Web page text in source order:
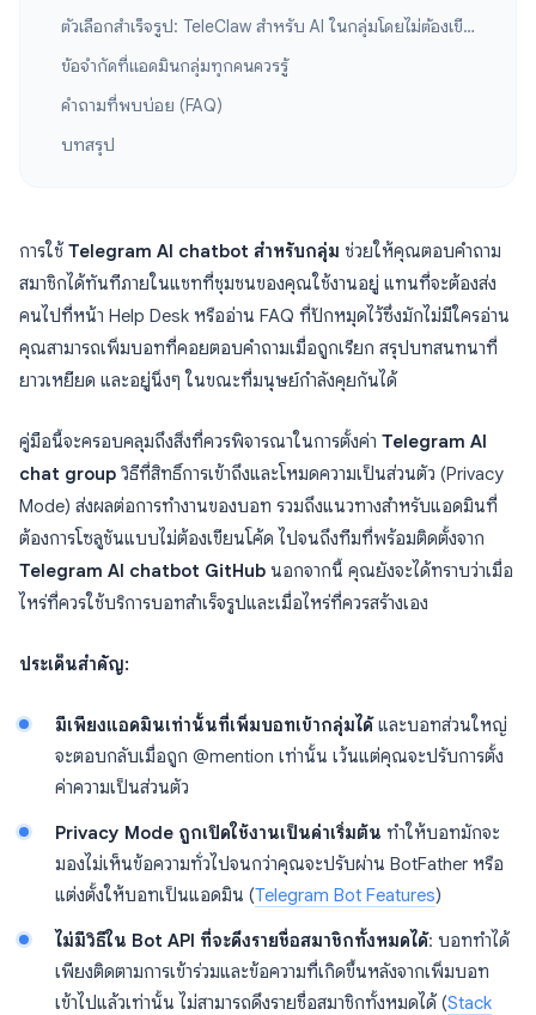
ตัวเลือกสำเร็จรูป: TeleClaw สำหรับ AI ในกลุ่มโดยไม่ต้องเขียนโค้ด
ข้อจำกัดที่แอดมินกลุ่มทุกคนควรรู้
คำถามที่พบบ่อย (FAQ)
บทสรุป
การใช้ Telegram AI chatbot สำหรับกลุ่ม ช่วยให้คุณตอบคำถาม
สมาชิกได้ทันทีภายในแชทที่ชุมชนของคุณใช้งานอยู่ แทนที่จะต้องส่ง
คนไปที่หน้า Help Desk หรืออ่าน FAQ ที่ปักหมุดไว้ซึ่งมักไม่มีใครอ่าน
คุณสามารถเพิ่มบอทที่คอยตอบคำถามเมื่อถูกเรียก สรุปบทสนทนาที่
ยาวเหยียด และอยู่นิ่งๆ ในขณะที่มนุษย์กำลังคุยกันได้
คู่มือนี้จะครอบคลุมถึงสิ่งที่ควรพิจารณาในการตั้งค่า Telegram AI
chat group วิธีที่สิทธิ์การเข้าถึงและโหมดความเป็นส่วนตัว (Privacy
Mode) ส่งผลต่อการทำงานของบอท รวมถึงแนวทางสำหรับแอดมินที่
ต้องการโซลูชันแบบไม่ต้องเขียนโค้ด ไปจนถึงทีมที่พร้อมติดตั้งจาก
Telegram AI chatbot GitHub นอกจากนี้ คุณยังจะได้ทราบว่าเมื่อ
ไหร่ที่ควรใช้บริการบอทสำเร็จรูปและเมื่อไหร่ที่ควรสร้างเอง
ประเด็นสำคัญ:
มีเพียงแอดมินเท่านั้นที่เพิ่มบอทเข้ากลุ่มได้และบอทส่วนใหญ่
จะตอบกลับเมื่อถูก @mention เท่านั้น เว้นแต่คุณจะปรับการตั้ง
ค่าความเป็นส่วนตัว
Privacy Mode ถูกเปิดใช้งานเป็นค่าเริ่มต้น ทำให้บอทมักจะ
มองไม่เห็นข้อความทั่วไปจนกว่าคุณจะปรับผ่าน BotFather หรือ
แต่งตั้งให้บอทเป็นแอดมิน (Telegram Bot Features)
ไม่มีวิธีใน Bot API ที่จะดึงรายชื่อสมาชิกทั้งหมดได้: บอททำได้
เพียงติดตามการเข้าร่วมและข้อความที่เกิดขึ้นหลังจากเพิ่มบอท
เข้าไปแล้วเท่านั้น ไม่สามารถดึงรายชื่อสมาชิกทั้งหมดได้ (Stack